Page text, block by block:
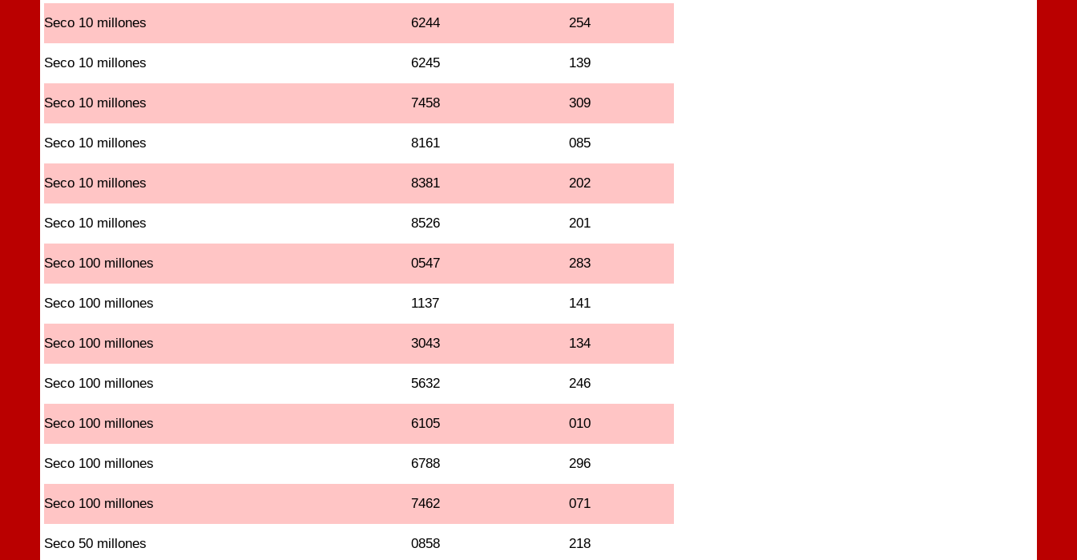
Seco 10 millones 6244 254
Seco 10 millones 6245 139
Seco 10 millones 7458 309
Seco 10 millones 8161 085
Seco 10 millones 8381 202
Seco 10 millones 8526 201
Seco 100 millones 0547 283
Seco 100 millones 1137 141
Seco 100 millones 3043 134
Seco 100 millones 5632 246
Seco 100 millones 6105 010
Seco 100 millones 6788 296
Seco 100 millones 7462 071
Seco 50 millones 0858 218